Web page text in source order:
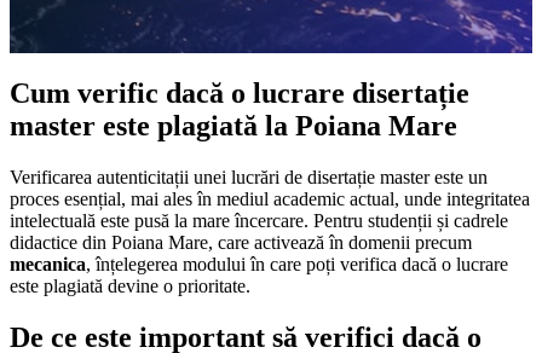
Cum verific dacă o lucrare disertație
master este plagiată la Poiana Mare
Verificarea autenticitații unei lucrări de disertație master este un
proces esențial, mai ales în mediul academic actual, unde integritatea
intelectuală este pusă la mare încercare. Pentru studenții și cadrele
didactice din Poiana Mare, care activează în domenii precum
mecanica, înțelegerea modului în care poți verifica dacă o lucrare
este plagiată devine o prioritate.
De ce este important să verifici dacă o